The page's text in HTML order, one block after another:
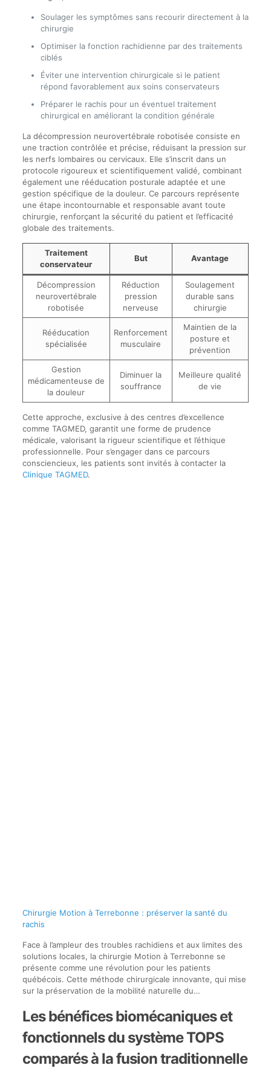
Soulager les symptômes sans recourir directement à la
chirurgie
Optimiser la fonction rachidienne par des traitements
ciblés
Éviter une intervention chirurgicale si le patient
répond favorablement aux soins conservateurs
Préparer le rachis pour un éventuel traitement
chirurgical en améliorant la condition générale
La décompression neurovertébrale robotisée consiste en
une traction contrôlée et précise, réduisant la pression sur
les nerfs lombaires ou cervicaux. Elle s’inscrit dans un
protocole rigoureux et scientifiquement validé, combinant
également une rééducation posturale adaptée et une
gestion spécifique de la douleur. Ce parcours représente
une étape incontournable et responsable avant toute
chirurgie, renforçant la sécurité du patient et l’efficacité
globale des traitements.
Traitement
conservateur
But Avantage
Décompression
neurovertébrale
robotisée
Réduction
pression
nerveuse
Soulagement
durable sans
chirurgie
Rééducation
spécialisée
Renforcement
musculaire
Maintien de la
posture et
prévention
Gestion
médicamenteuse de
la douleur
Diminuer la
souffrance
Meilleure qualité
de vie
Cette approche, exclusive à des centres d’excellence
comme TAGMED, garantit une forme de prudence
médicale, valorisant la rigueur scientifique et l’éthique
professionnelle. Pour s’engager dans ce parcours
consciencieux, les patients sont invités à contacter la
Clinique TAGMED.
Chirurgie Motion à Terrebonne : préserver la santé du
rachis
Face à l’ampleur des troubles rachidiens et aux limites des
solutions locales, la chirurgie Motion à Terrebonne se
présente comme une révolution pour les patients
québécois. Cette méthode chirurgicale innovante, qui mise
sur la préservation de la mobilité naturelle du…
Les bénéfices biomécaniques et
fonctionnels du système TOPS
comparés à la fusion traditionnelle